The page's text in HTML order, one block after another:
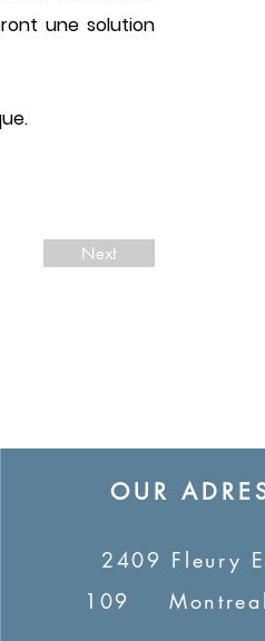
une solution
Next
OUR
2409 Fleury
109